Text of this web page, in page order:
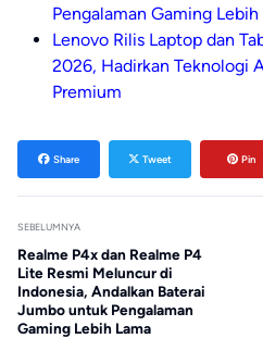
Pengalaman Gaming Lebih
Lenovo Rilis Laptop dan
2026, Hadirkan Teknologi
Premium
Share Tweet Pin
SEBELUMNYA
Realme P4x dan Realme P4
Lite Resmi Meluncur di
Indonesia, Andalkan Baterai
Jumbo untuk Pengalaman
Gaming Lebih Lama